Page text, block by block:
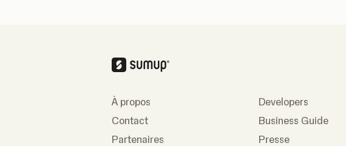
À propos
Contact
Partenaires
Developers
Business Guide
Presse